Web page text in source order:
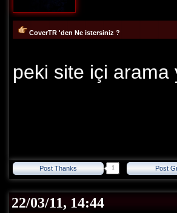
CoverTR 'den Ne istersiniz ?
peki site içi arama
Post Thanks 1 Post
22/03/11, 14:44